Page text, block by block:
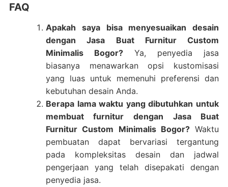
FAQ
Apakah saya bisa menyesuaikan desain
dengan Jasa Buat Furnitur Custom
Minimalis Bogor?Ya, penyedia jasa
biasanya menawarkan opsi kustomisasi
yang luas untuk memenuhi preferensi dan
kebutuhan desain Anda.
Berapa lama waktu yang dibutuhkan untuk
membuat furnitur dengan Jasa Buat
Furnitur Custom Minimalis Bogor?Waktu
pembuatan dapat bervariasi tergantung
pada kompleksitas desain dan jadwal
pengerjaan yang telah disepakati dengan
penyedia jasa.